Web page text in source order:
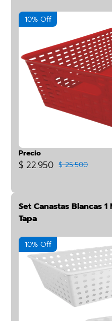
10% Off
Precio
$ 22.950 $ 25.500
Set Canastas Blancas
Tapa
10% Off